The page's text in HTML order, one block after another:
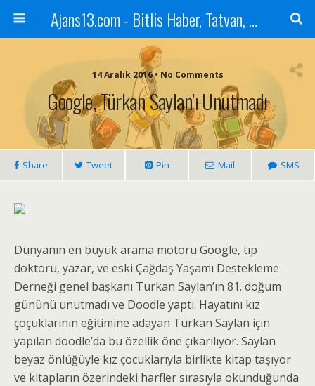
Ajans13.com - Bitlis Haber, Tatvan, Ahlat, Adilcevaz, Mutki, Hizan, Güroymak, Gazete, Ajans, 13, Haber
14 Aralık 2016 • No Comments
Google, Türkan Saylan’ı Unutmadı
Share Tweet Pin Mail SMS
Dünyanın en büyük arama motoru Google, tıp
doktoru, yazar, ve eski Çağdaş Yaşamı Destekleme
Derneği genel başkanı Türkan Saylan’ın 81. doğum
gününü unutmadı ve Doodle yaptı. Hayatını kız
çoçuklarının eğitimine adayan Türkan Saylan için
yapılan doodle’da bu özellik öne çıkarılıyor. Saylan
beyaz önlüğüyle kız çocuklarıyla birlikte kitap taşıyor
ve kitapların özerindeki harfler sırasıyla okunduğunda